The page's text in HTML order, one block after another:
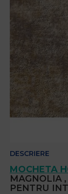
DESCRIERE
MOCHETA
MAGNOLIA
PENTRU